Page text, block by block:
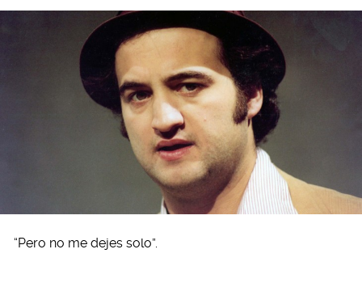
“Pero no me dejes solo”.